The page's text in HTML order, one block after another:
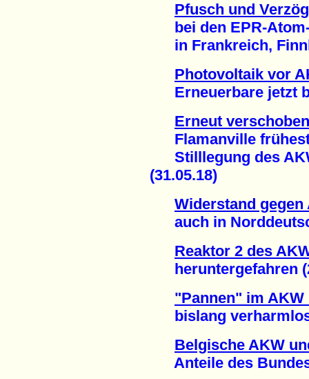
Pfusch und
bei den EPR-
in Frankreich,
Photovoltaik vor
Erneuerbare jetzt
Erneut
Flamanville
Stilllegung des
(31.05.18)
Widerstand
auch in
Reaktor 2 des
heruntergefahren
"Pannen" im AKW
bislang
Belgische AKW
Anteile des Bundes